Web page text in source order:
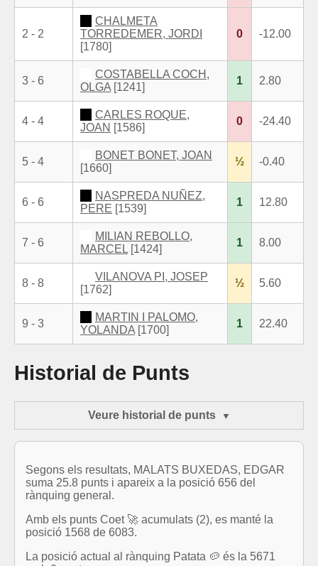
2 - 2
CHALMETA
TORREDEMER, JORDI
[1780]
0 -12.00
3 - 6
COSTABELLA COCH,
OLGA [1241]
1 2.80
4 - 4
CARLES ROQUE,
JOAN [1586]
0 -24.40
5 - 4
BONET BONET, JOAN
[1660]
½ -0.40
6 - 6
NASPREDA NUÑEZ,
PERE [1539]
1 12.80
7 - 6
MILIAN REBOLLO,
MARCEL [1424]
1 8.00
8 - 8
VILANOVA PI, JOSEP
[1762]
½ 5.60
9 - 3
MARTIN I PALOMO,
YOLANDA [1700]
1 22.40
Historial de Punts
Veure historial de punts
Segons els resultats, MALATS BUXEDAS, EDGAR
suma 25.8 punts i apareix a la posició 656 del
rànquing general.
Amb els punts Coet 🚀 acumulats (2), es manté la
posició 1568 de 6083.
La posició actual al rànquing Patata 🥔 és la 5671